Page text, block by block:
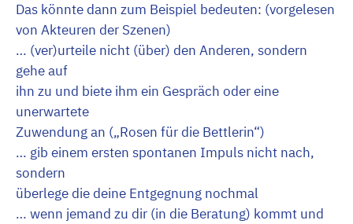
Das könnte dann zum Beispiel bedeuten: (vorgelesen
von Akteuren der Szenen)
… (ver)urteile nicht (über) den Anderen, sondern
gehe auf
ihn zu und biete ihm ein Gespräch oder eine
unerwartete
Zuwendung an („Rosen für die Bettlerin“)
… gib einem ersten spontanen Impuls nicht nach,
sondern
überlege die deine Entgegnung nochmal
… wenn jemand zu dir (in die Beratung) kommt und